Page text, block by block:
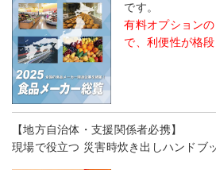
です。
有料オプション
で、利便性が格段
【地方自治体・支援関係者必携】
現場で役立つ 災害時炊き出しハンドブ